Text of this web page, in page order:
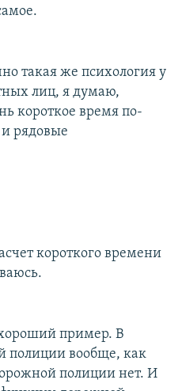
такая же психология у
лиц, я думаю,
короткое время по-
рядовые
короткого времени
пример. В
полиции вообще, как
полиции нет. И